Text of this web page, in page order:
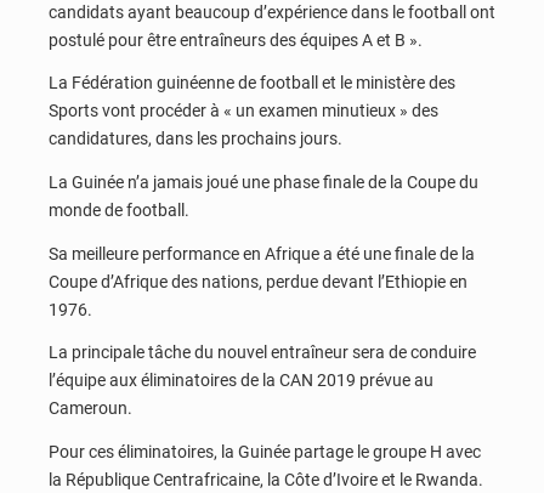
candidats ayant beaucoup d’expérience dans le football ont
postulé pour être entraîneurs des équipes A et B ».
La Fédération guinéenne de football et le ministère des
Sports vont procéder à « un examen minutieux » des
candidatures, dans les prochains jours.
La Guinée n’a jamais joué une phase finale de la Coupe du
monde de football.
Sa meilleure performance en Afrique a été une finale de la
Coupe d’Afrique des nations, perdue devant l’Ethiopie en
1976.
La principale tâche du nouvel entraîneur sera de conduire
l’équipe aux éliminatoires de la CAN 2019 prévue au
Cameroun.
Pour ces éliminatoires, la Guinée partage le groupe H avec
la République Centrafricaine, la Côte d’Ivoire et le Rwanda.